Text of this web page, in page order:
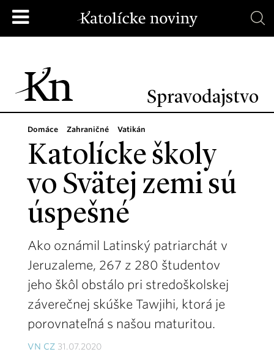
Spravodajstvo
Domáce Zahraničné Vatikán
Katolícke školy
vo Svätej zemi sú
úspešné
Ako oznámil Latinský patriarchát v
Jeruzaleme, 267 z 280 študentov
jeho škôl obstálo pri stredoškolskej
záverečnej skúške Tawjihi, ktorá je
porovnateľná s našou maturitou.
VN CZ 31.07.2020